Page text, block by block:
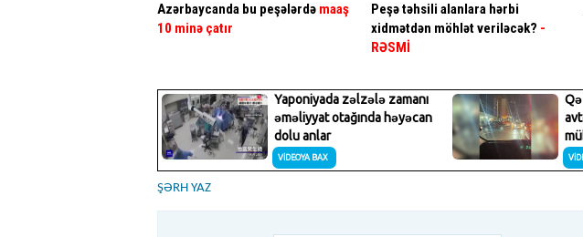
Azərbaycanda bu peşələrdə maaş
10 minə çatır
Peşə təhsili alanlara hərbi
xidmətdən möhlət veriləcək? -
RƏSMİ
ŞƏRH YAZ